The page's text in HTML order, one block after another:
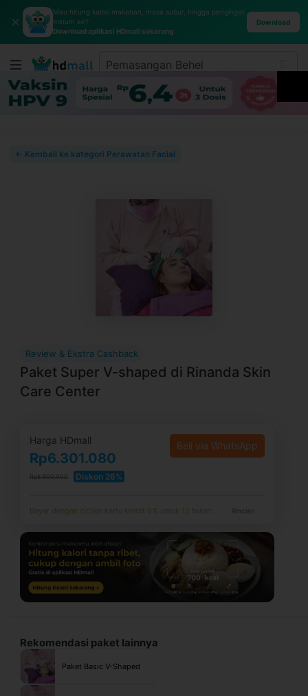
✕
Mau hitung kalori makanan, masa subur, hingga pengingat
minum air?
Download aplikasi HDmall sekarang
Download
← Kembali ke kategori Perawatan Facial
Review & Ekstra Cashback
Paket Super V-shaped di Rinanda Skin
Care Center
Harga HDmall
Rp6.301.080
Rp8.500.000 Diskon 26%
Beli via WhatsApp
Bayar dengan cicilan kartu kredit 0% untuk 12 bulan. Rincian
Rekomendasi paket lainnya
Paket Basic V-Shaped